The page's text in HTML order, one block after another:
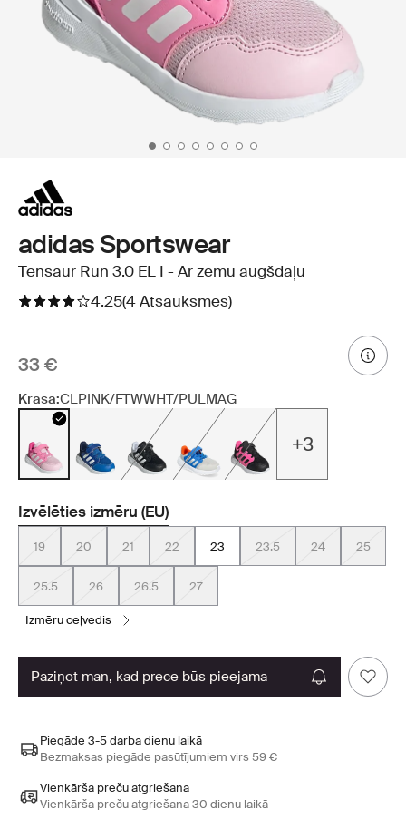
adidas Sportswear
Tensaur Run 3.0 EL I - Ar zemu augšdaļu
4.25(4 Atsauksmes)
33 €
Krāsa:CLPINK/FTWWHT/PULMAG
+3
Izvēlēties izmēru (EU)
19 20 21 22 23 23.5 24 25
25.5 26 26.5 27
izmēru ceļvedis
paziņot man, kad prece būs pieejama
Piegāde 3-5 darba dienu laikā
Bezmaksas piegāde pasūtījumiem virs 59 €
Vienkārša preču atgriešana
Vienkārša preču atgriešana 30 dienu laikā